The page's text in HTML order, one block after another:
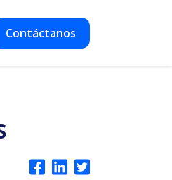
Contáctanos